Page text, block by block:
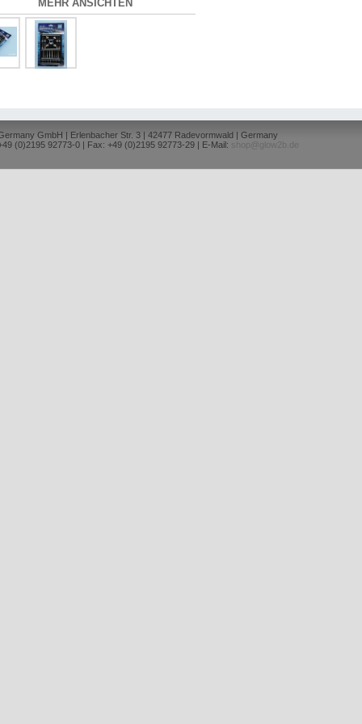
MEHR ANSICHTEN
GmbH | Erlenbacher Str. 3 | 42477 Radevormwald | Germany
(0)2195 92773-0 | Fax: +49 (0)2195 92773-29 | E-Mail:
shop@glow2b.de